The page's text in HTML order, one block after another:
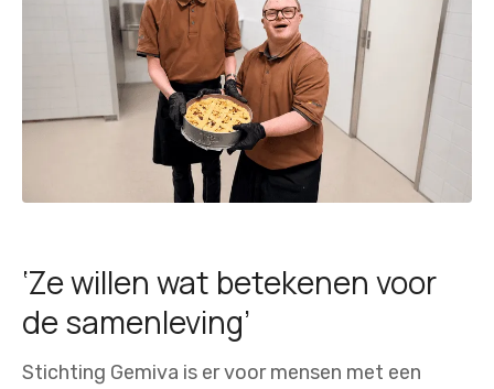
‘Ze willen wat betekenen voor
de samenleving’
Stichting Gemiva is er voor mensen met een